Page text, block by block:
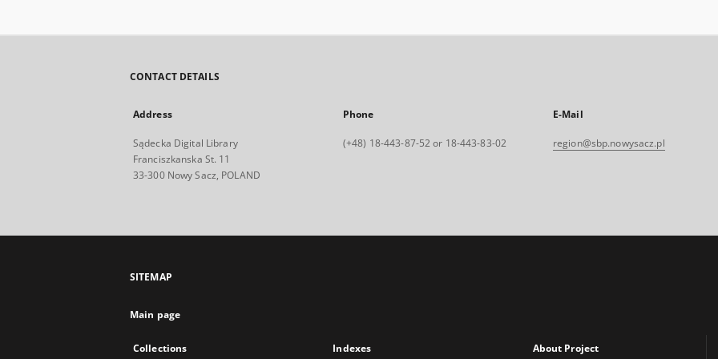
CONTACT DETAILS
Address
Sądecka Digital Library
Franciszkanska St. 11
33-300 Nowy Sacz, POLAND
Phone
(+48) 18-443-87-52 or 18-443-83-02
E-Mail
region@sbp.nowysacz.pl
SITEMAP
Main page
Collections Indexes About Project